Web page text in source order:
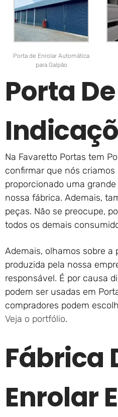
Porta de Enrolar Automática
para Galpão
Porta
Na Favaretto Portas tem
confirmar que nós criamos
proporcionado uma
nossa fábrica. Ademais,
peças. Não se preocupe,
todos os demais
Ademais, olhamos sobre a
produzida pela nossa
responsável. É por causa
podem ser usadas em
compradores podem
Veja o portfólio.
Fábrica
Enrolar